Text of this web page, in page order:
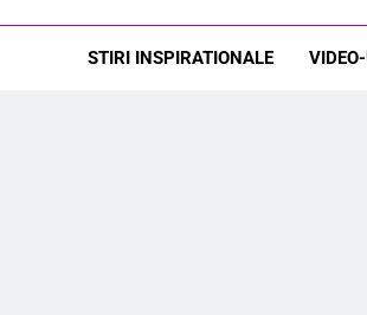
STIRI INSPIRATIONALE